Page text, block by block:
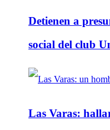
Detienen a
social del club
Las Varas: